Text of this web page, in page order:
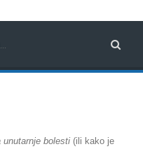
unutarnje bolesti (ili kako je